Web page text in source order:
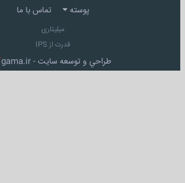
پوسته تماس با ما
میلیتاری
قدرت از IPS
طراحي و توسعه سايت - iTgama.ir